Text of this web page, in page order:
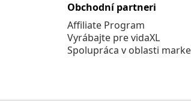
Obchodní partneri
Affiliate Program
Vyrábajte pre vidaXL
Spolupráca v oblasti